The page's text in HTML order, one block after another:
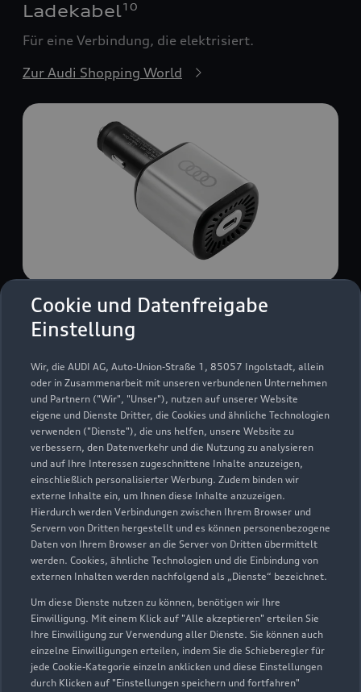
Cookie und Datenfreigabe
Einstellung
Wir, die AUDI AG, Auto-Union-Straße 1, 85057 Ingolstadt, allein
oder in Zusammenarbeit mit unseren verbundenen Unternehmen
und Partnern ("Wir", "Unser"), nutzen auf unserer Website
eigene und Dienste Dritter, die Cookies und ähnliche Technologien
verwenden ("Dienste"), die uns helfen, unsere Website zu
verbessern, den Datenverkehr und die Nutzung zu analysieren
und auf Ihre Interessen zugeschnittene Inhalte anzuzeigen,
einschließlich personalisierter Werbung. Zudem binden wir
externe Inhalte ein, um Ihnen diese Inhalte anzuzeigen.
Hierdurch werden Verbindungen zwischen Ihrem Browser und
Servern von Dritten hergestellt und es können personenbezogene
Daten von Ihrem Browser an die Server von Dritten übermittelt
werden. Cookies, ähnliche Technologien und die Einbindung von
externen Inhalten werden nachfolgend als „Dienste“ bezeichnet.
Um diese Dienste nutzen zu können, benötigen wir Ihre
Einwilligung. Mit einem Klick auf "Alle akzeptieren" erteilen Sie
Ihre Einwilligung zur Verwendung aller Dienste. Sie können auch
einzelne Einwilligungen erteilen, indem Sie die Schieberegler für
jede Cookie-Kategorie einzeln anklicken und diese Einstellungen
durch Klicken auf "Einstellungen speichern und fortfahren"
Ladekabel10
Für eine Verbindung, die elektrisiert.
Zur Audi Shopping World
USB Power-Ladegerät
USB Power-Ladegerät für schnelles und
komfortables Laden von Mobiltelefonen, Tablets
oder Laptops.
Zur Audi Shopping World
Audi Pflegemitteltasche
Sommer